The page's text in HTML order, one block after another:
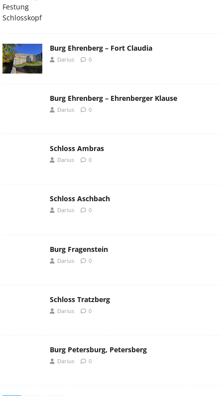
Burg Ehrenberg – Fort Claudia
Darius 0
Burg Ehrenberg – Ehrenberger Klause
Darius 0
Schloss Ambras
Darius 0
Schloss Aschbach
Darius 0
Burg Fragenstein
Darius 0
Schloss Tratzberg
Darius 0
Burg Petersburg, Petersberg
Darius 0